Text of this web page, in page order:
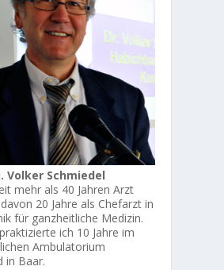
Volker Schmiedel
mehr als 40 Jahren Arzt
20 Jahre als Chefarzt in
für ganzheitliche Medizin.
ich 10 Jahre im
Ambulatorium
in Baar.